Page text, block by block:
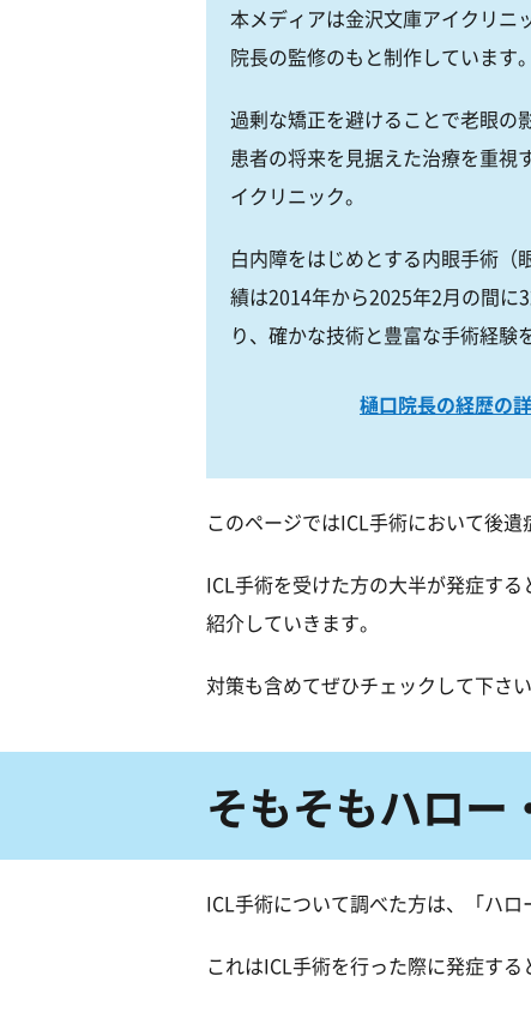
本メディアは金沢文庫アイクリニ
院長の監修のもと制作しています。
過剰な矯正を避けることで老眼の
患者の将来を見据えた治療を重視
イクリニック。
白内障をはじめとする内眼手術（
績は2014年から2025年2月の間に
り、確かな技術と豊富な手術経験
樋口院長の経歴の
このページではICL手術において後
ICL手術を受けた方の大半が発症す
紹介していきます。
対策も含めてぜひチェックして下さい
そもそもハロー
ICL手術について調べた方は、「ハ
これはICL手術を行った際に発症する